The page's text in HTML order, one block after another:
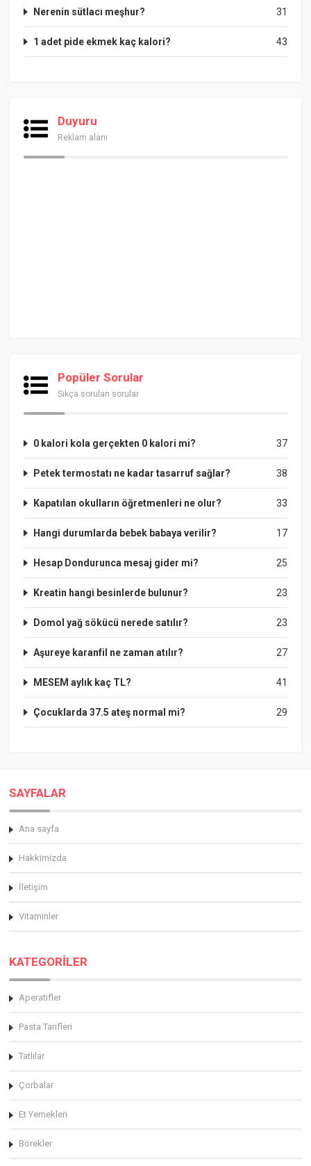
31
Nerenin sütlacı meşhur?
43
1 adet pide ekmek kaç kalori?
Duyuru
Reklam alanı
Popüler Sorular
Sıkça sorulan sorular
37
0 kalori kola gerçekten 0 kalori mi?
38
Petek termostatı ne kadar tasarruf sağlar?
33
Kapatılan okulların öğretmenleri ne olur?
17
Hangi durumlarda bebek babaya verilir?
25
Hesap Dondurunca mesaj gider mi?
23
Kreatin hangi besinlerde bulunur?
23
Domol yağ sökücü nerede satılır?
27
Aşureye karanfil ne zaman atılır?
41
MESEM aylık kaç TL?
29
Çocuklarda 37.5 ateş normal mi?
SAYFALAR
Ana sayfa
Hakkimizda
İletişim
Vitaminler
KATEGORİLER
Aperatifler
Pasta Tarifleri
Tatlılar
Çorbalar
Et Yemekleri
Börekler